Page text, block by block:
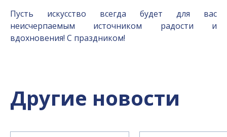
Пусть искусство всегда будет для вас
неисчерпаемым источником радости и
вдохновения! С праздником!
Другие новости